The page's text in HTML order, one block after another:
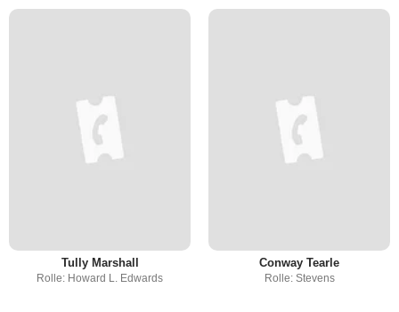
Tully Marshall
Rolle: Howard L. Edwards
Conway Tearle
Rolle: Stevens